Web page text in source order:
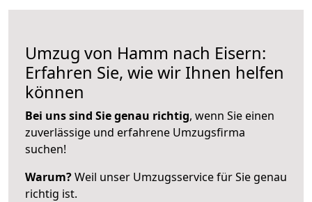
Umzug von Hamm nach Eisern:
Erfahren Sie, wie wir Ihnen helfen
können
Bei uns sind Sie genau richtig, wenn Sie einen
zuverlässige und erfahrene Umzugsfirma
suchen!
Warum?Weil unser Umzugsservice für Sie genau
richtig ist.